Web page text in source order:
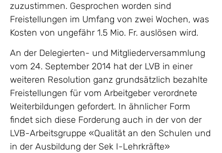
zuzustimmen. Gesprochen worden sind
Freistellungen im Umfang von zwei Wochen, was
Kosten von ungefähr 1.5 Mio. Fr. auslösen wird.
An der Delegierten- und Mitgliederversammlung
vom 24. September 2014 hat der LVB in einer
weiteren Resolution ganz grundsätzlich bezahlte
Freistellungen für vom Arbeitgeber verordnete
Weiterbildungen gefordert. In ähnlicher Form
findet sich diese Forderung auch in der von der
LVB-Arbeitsgruppe «Qualität an den Schulen und
in der Ausbildung der Sek I-Lehrkräfte»